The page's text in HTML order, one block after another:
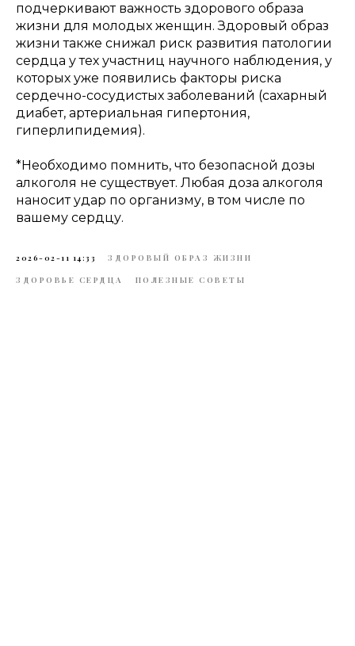
подчеркивают важность здорового образа
жизни для молодых женщин. Здоровый образ
жизни также снижал риск развития патологии
сердца у тех участниц научного наблюдения, у
которых уже появились факторы риска
сердечно-сосудистых заболеваний (сахарный
диабет, артериальная гипертония,
гиперлипидемия).
*Необходимо помнить, что безопасной дозы
алкоголя не существует. Любая доза алкоголя
наносит удар по организму, в том числе по
вашему сердцу.
2026-02-11 14:33
ЗДОРОВЫЙ ОБРАЗ ЖИЗНИ
ЗДОРОВЬЕ СЕРДЦА
ПОЛЕЗНЫЕ СОВЕТЫ